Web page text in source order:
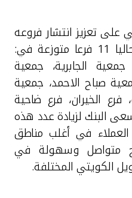
على تعزيز انتشار فروعه
الذكية التي يبلغ عددها حاليا 11 فرعا متوزعة في:
جمعية الجابرية، جمعية
صباح الاحمد، جمعية
الخيران، فرع ضاحية
البنك لزيادة عدد هذه
العملاء في أغلب مناطق
متواصل وسهولة في
الكويتي المختلفة.